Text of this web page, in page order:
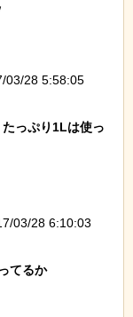
03/28 5:58:05
っぷり1Lは使っ
03/28 6:10:03
てるか